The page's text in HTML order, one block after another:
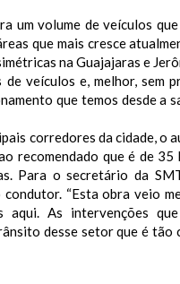
um volume de veículos
que mais cresce
na Guajajaras e
veículos e, melhor, sem
que temos desde a
corredores da cidade, o
recomendado que é de 35
Para o secretário da
condutor. “Esta obra veio
aqui. As intervenções
desse setor que é